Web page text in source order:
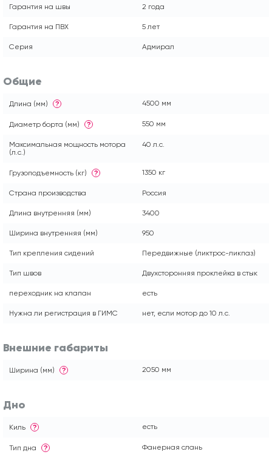
Гарантия на швы 2 года
Гарантия на ПВХ 5 лет
Серия Адмирал
Общие
Длина (мм) ? 4500 мм
Диаметр борта (мм) ? 550 мм
Максимальная мощность мотора
(л.с.)
40 л.с.
Грузоподъемность (кг) ? 1350 кг
Страна производства Россия
Длина внутренняя (мм) 3400
Ширина внутренняя (мм) 950
Тип крепления сидений Передвижные (ликтрос-ликпаз)
Тип швов Двухсторонняя проклейка в стык
переходник на клапан есть
Нужна ли регистрация в ГИМС нет, если мотор до 10 л.с.
Внешние габариты
Ширина (мм) ? 2050 мм
Дно
Киль ? есть
Тип дна ? Фанерная слань